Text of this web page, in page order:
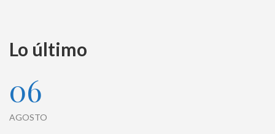
Lo último
06
AGOSTO